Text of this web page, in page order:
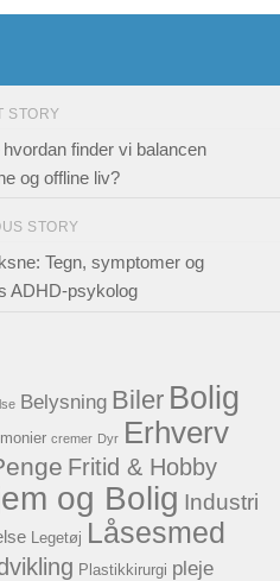
STORY
finder vi balancen
og offline liv?
STORY
Tegn, symptomer og
ADHD-psykolog
Belysning Biler Bolig
cremer Dyr Erhverv
Fritid & Hobby
og Bolig Industri
Legetøj Låsesmed
Plastikkirurgi pleje